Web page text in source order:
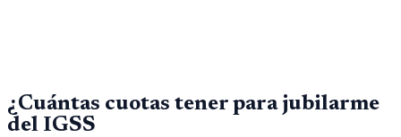
¿Cuántas cuotas tener para jubilarme
del IGSS